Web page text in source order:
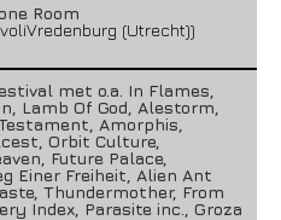
Room
(Utrecht))
met o.a. In Flames,
Lamb Of God, Alestorm,
Amorphis,
Orbit Culture,
Future Palace,
Einer Freiheit, Alien Ant
Thundermother, From
Index, Parasite inc., Groza